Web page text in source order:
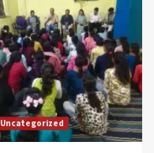
Uncategorized